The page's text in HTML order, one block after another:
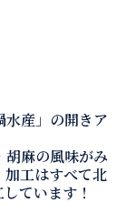
水産」の開きア
麻の風味がみ
加工はすべて北
ています！